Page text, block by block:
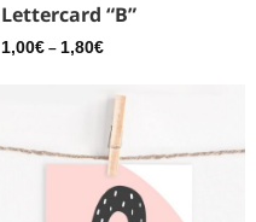
Lettercard “B”
1,00€ – 1,80€